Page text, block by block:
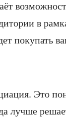
в
покупать
Это
лучше